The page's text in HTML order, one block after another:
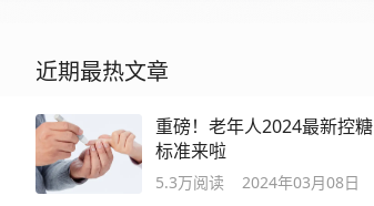
近期最热文章
重磅！老年人2024最新控糖
标准来啦
5.3万阅读 2024年03月08日